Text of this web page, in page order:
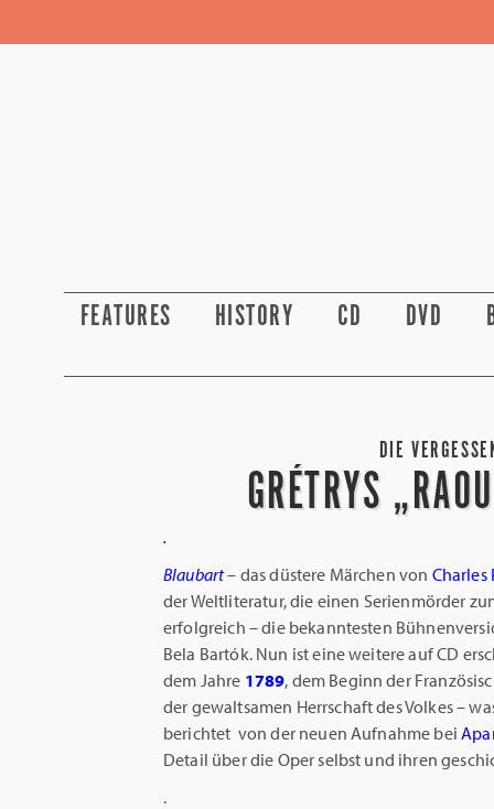
FEATURES HISTORY CD DVD
DIE
GRÉTRYS
.
Blaubart– das düstere Märchen von Charles
der Weltliteratur, die einen Serienmörder
erfolgreich – die bekanntesten
Bela Bartók. Nun ist eine weitere auf CD
dem Jahre 1789, dem Beginn der
der gewaltsamen Herrschaft des Volkes –
berichtet von der neuen Aufnahme bei
Detail über die Oper selbst und ihren
.